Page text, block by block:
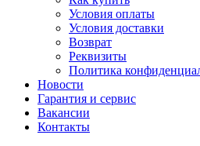
Условия оплаты
Условия доставки
Возврат
Реквизиты
Политика
Новости
Гарантия и сервис
Вакансии
Контакты